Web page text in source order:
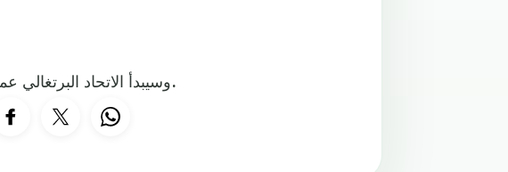
وسيبدأ الاتحاد البرتغالي عملية البحث عن مدرب جديد للمنتخب الوطني.